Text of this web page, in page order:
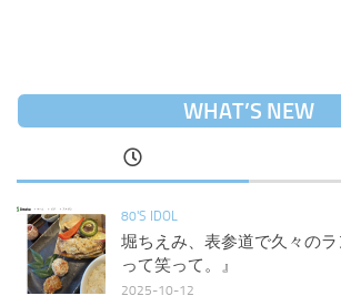
WHAT’S NEW
80'S IDOL
堀ちえみ、表参道で久々の
って笑って。』
2025-10-12